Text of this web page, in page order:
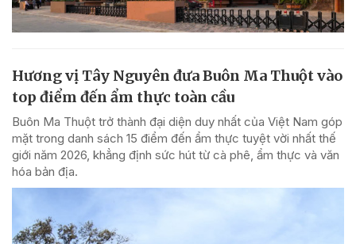
Hương vị Tây Nguyên đưa Buôn Ma Thuột vào
top điểm đến ẩm thực toàn cầu
Buôn Ma Thuột trở thành đại diện duy nhất của Việt Nam góp
mặt trong danh sách 15 điểm đến ẩm thực tuyệt vời nhất thế
giới năm 2026, khẳng định sức hút từ cà phê, ẩm thực và văn
hóa bản địa.